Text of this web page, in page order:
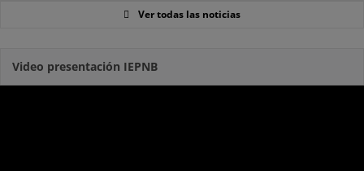
Ver todas las noticias
Video presentación IEPNB